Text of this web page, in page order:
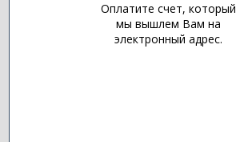
Оплатите счет, который
мы вышлем Вам на
электронный адрес.